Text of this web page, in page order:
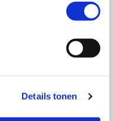
Details tonen
de Colonia